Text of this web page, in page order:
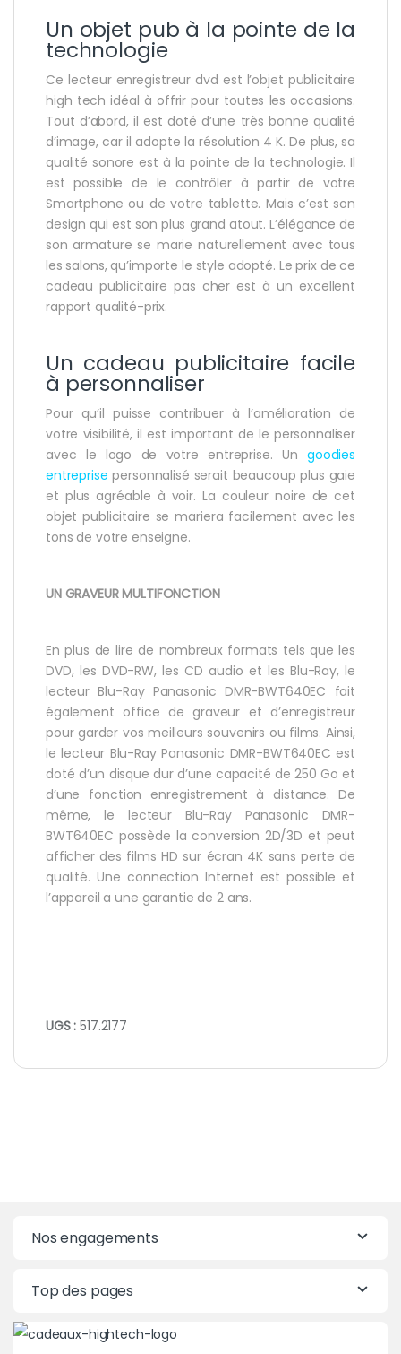
Un objet pub à la pointe de la
technologie
Ce lecteur enregistreur dvd est l’objet publicitaire
high tech idéal à offrir pour toutes les occasions.
Tout d’abord, il est doté d’une très bonne qualité
d’image, car il adopte la résolution 4 K. De plus, sa
qualité sonore est à la pointe de la technologie. Il
est possible de le contrôler à partir de votre
Smartphone ou de votre tablette. Mais c’est son
design qui est son plus grand atout. L’élégance de
son armature se marie naturellement avec tous
les salons, qu’importe le style adopté. Le prix de ce
cadeau publicitaire pas cher est à un excellent
rapport qualité-prix.
Un cadeau publicitaire facile
à personnaliser
Pour qu’il puisse contribuer à l’amélioration de
votre visibilité, il est important de le personnaliser
avec le logo de votre entreprise. Un goodies
entreprise personnalisé serait beaucoup plus gaie
et plus agréable à voir. La couleur noire de cet
objet publicitaire se mariera facilement avec les
tons de votre enseigne.
UN GRAVEUR MULTIFONCTION
En plus de lire de nombreux formats tels que les
DVD, les DVD-RW, les CD audio et les Blu-Ray, le
lecteur Blu-Ray Panasonic DMR-BWT640EC fait
également office de graveur et d’enregistreur
pour garder vos meilleurs souvenirs ou films. Ainsi,
le lecteur Blu-Ray Panasonic DMR-BWT640EC est
doté d’un disque dur d’une capacité de 250 Go et
d’une fonction enregistrement à distance. De
même, le lecteur Blu-Ray Panasonic DMR-
BWT640EC possède la conversion 2D/3D et peut
afficher des films HD sur écran 4K sans perte de
qualité. Une connection Internet est possible et
l’appareil a une garantie de 2 ans.
UGS :517.2177
Nos engagements
Top des pages